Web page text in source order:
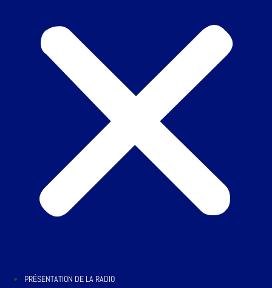
PRÉSENTATION DE LA RADIO